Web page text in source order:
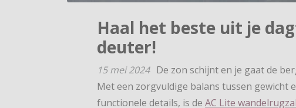
Haal het beste uit je
deuter!
15 mei 2024 De zon schijnt en je gaat de
Met een zorgvuldige balans tussen gewicht
functionele details, is deAC Lite